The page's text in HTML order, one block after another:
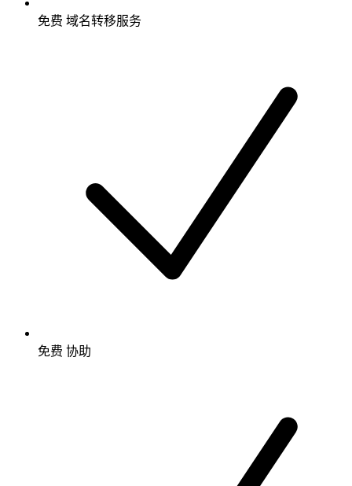
免费 域名转移服务
免费 协助